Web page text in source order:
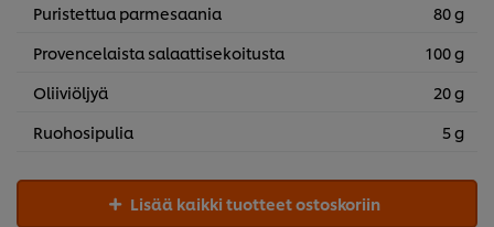
Puristettua parmesaania
80 g
Provencelaista salaattisekoitusta
100 g
Oliiviöljyä
20 g
Ruohosipulia
5 g
Lisää kaikki tuotteet ostoskoriin